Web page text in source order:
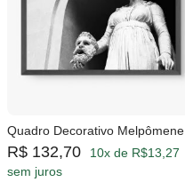
Quadro Decorativo Melpômene
R$ 132,70
10x de R$13,27
sem juros